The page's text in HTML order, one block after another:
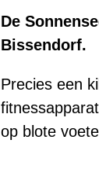
De
Bissendorf.
Precies een
op blote